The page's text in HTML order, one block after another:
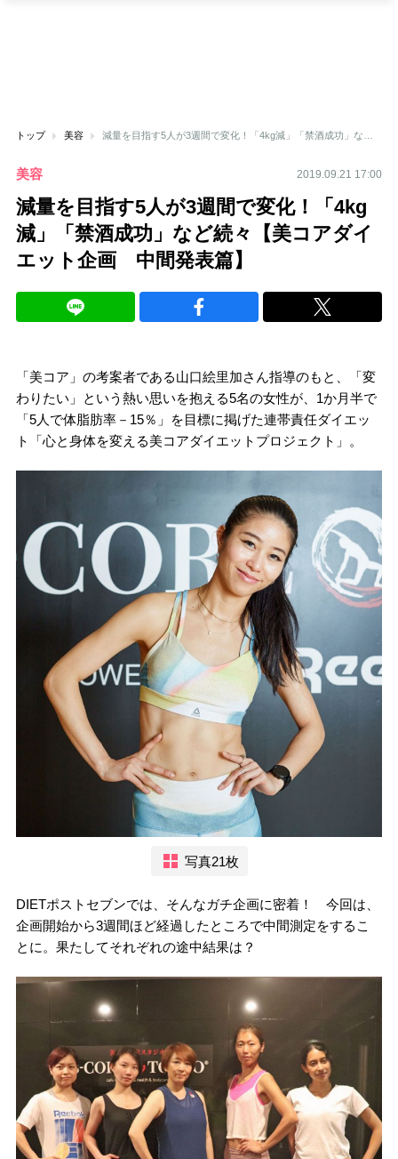
トップ 美容
美容 2019.09.21 17:00
減量を目指す5人が3週間で変化！「4kg
減」「禁酒成功」など続々【美コアダイ
エット企画 中間発表篇】
「美コア」の考案者である山口絵里加さん指導のもと、「変
わりたい」という熱い思いを抱える5名の女性が、1か月半で
「5人で体脂肪率－15％」を目標に掲げた連帯責任ダイエッ
ト「心と身体を変える美コアダイエットプロジェクト」。
写真21枚
DIETポストセブンでは、そんなガチ企画に密着！ 今回は、
企画開始から3週間ほど経過したところで中間測定をするこ
とに。果たしてそれぞれの途中結果は？